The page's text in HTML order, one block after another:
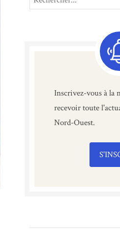
for:
Inscrivez-vous à la
recevoir toute
Nord-Ouest.